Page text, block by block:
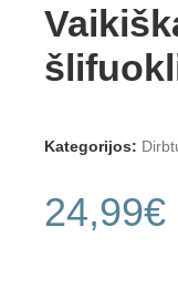
Kategorijos:
24,99€